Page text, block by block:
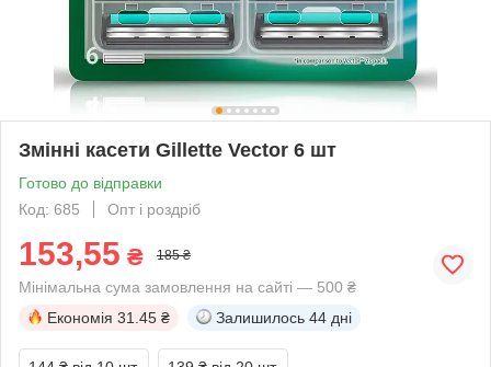
Змінні касети Gillette Vector 6 шт
Готово до відправки
Код: 685
Опт і роздріб
153,55 ₴ 185 ₴
Мінімальна сума замовлення на сайті — 500 ₴
Економія 31.45 ₴ Залишилось 44 дні